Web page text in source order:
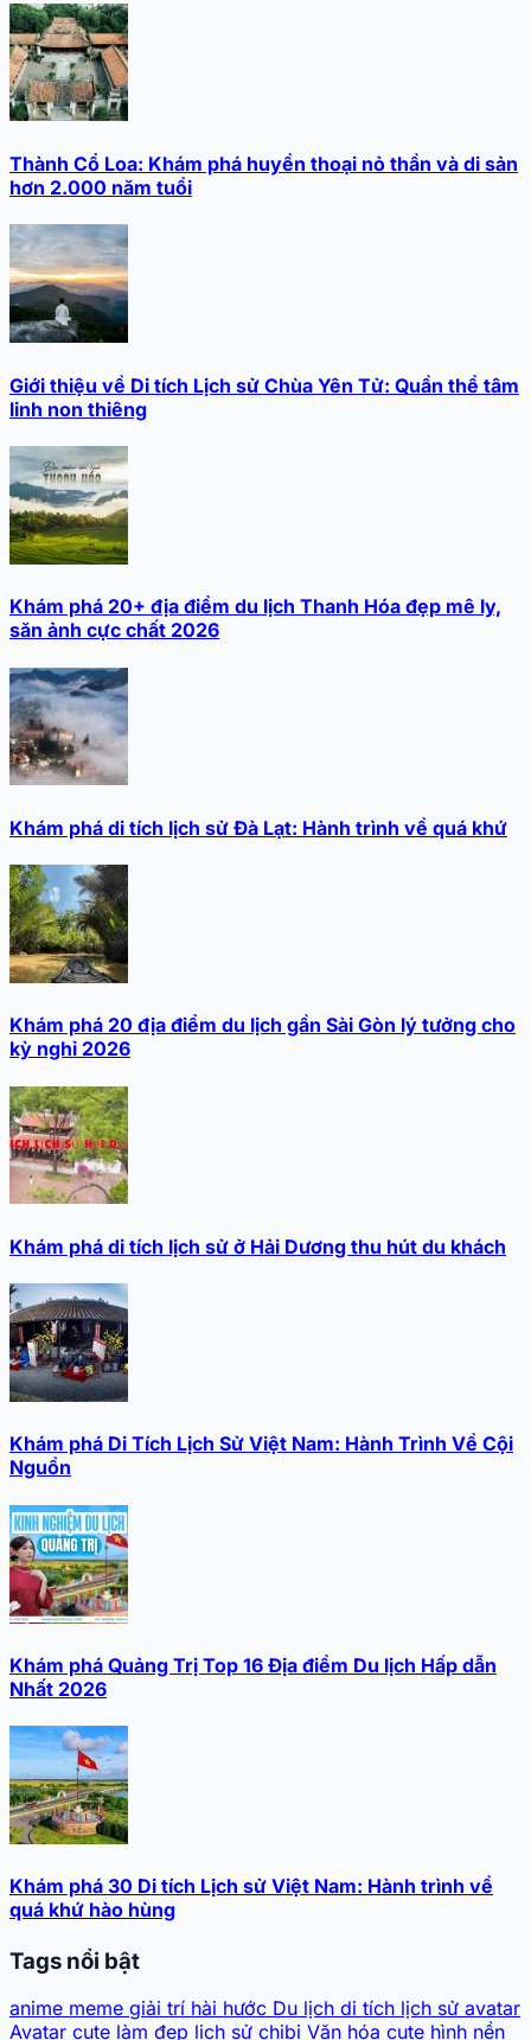
Thành Cổ Loa: Khám phá huyền thoại nỏ thần và di sản
hơn 2.000 năm tuổi
Giới thiệu về Di tích Lịch sử Chùa Yên Tử: Quần thể tâm
linh non thiêng
Khám phá 20+ địa điểm du lịch Thanh Hóa đẹp mê ly,
săn ảnh cực chất 2026
Khám phá di tích lịch sử Đà Lạt: Hành trình về quá khứ
Khám phá 20 địa điểm du lịch gần Sài Gòn lý tưởng cho
kỳ nghỉ 2026
Khám phá di tích lịch sử ở Hải Dương thu hút du khách
Khám phá Di Tích Lịch Sử Việt Nam: Hành Trình Về Cội
Nguồn
Khám phá Quảng Trị Top 16 Địa điểm Du lịch Hấp dẫn
Nhất 2026
Khám phá 30 Di tích Lịch sử Việt Nam: Hành trình về
quá khứ hào hùng
Tags nổi bật
anime meme giải trí hài hước Du lịch di tích lịch sử avatar
Avatar cute làm đẹp lịch sử chibi Văn hóa cute hình nền